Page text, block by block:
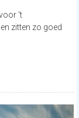
‘t
zitten zo goed